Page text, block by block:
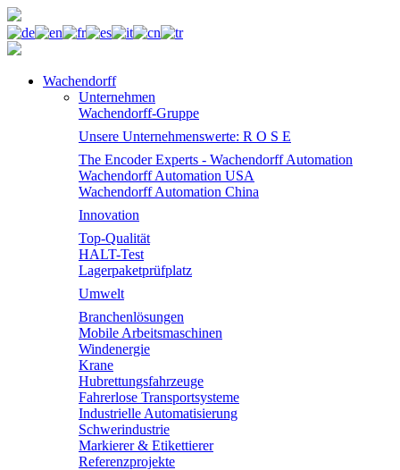
Wachendorff
Unternehmen
Wachendorff-Gruppe
Unsere Unternehmenswerte: R O S E
The Encoder Experts - Wachendorff Automation
Wachendorff Automation USA
Wachendorff Automation China
Innovation
Top-Qualität
HALT-Test
Lagerpaketprüfplatz
Umwelt
Branchenlösungen
Mobile Arbeitsmaschinen
Windenergie
Krane
Hubrettungsfahrzeuge
Fahrerlose Transportsysteme
Industrielle Automatisierung
Schwerindustrie
Markierer & Etikettierer
Referenzprojekte